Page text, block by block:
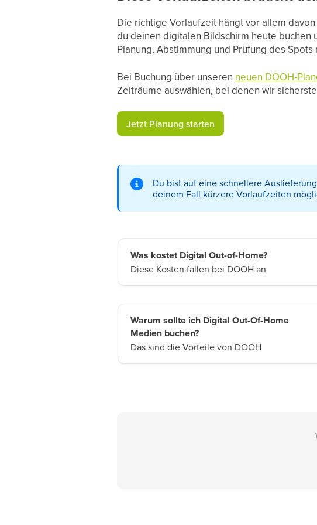
Die richtige Vorlaufzeit hängt vor allem
du deinen digitalen Bildschirm heute buchen
Planung, Abstimmung und Prüfung des Spots
Bei Buchung über unseren neuen DOOH-
Zeiträume auswählen, bei denen wir
Jetzt Planung starten
Du bist auf eine schnellere
deinem Fall kürzere Vorlaufzeiten
Was kostet Digital Out-of-Home?
Diese Kosten fallen bei DOOH an
Warum sollte ich Digital Out-Of-Home
Medien buchen?
Das sind die Vorteile von DOOH